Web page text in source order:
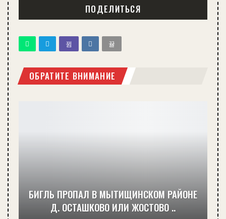
ПОДЕЛИТЬСЯ
ОБРАТИТЕ ВНИМАНИЕ
БИГЛЬ ПРОПАЛ В МЫТИЩИНСКОМ РАЙОНЕ
Д. ОСТАШКОВО ИЛИ ЖОСТОВО ..